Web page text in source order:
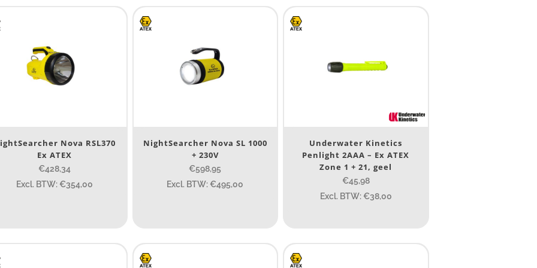
batterij
Type batterij
Nova RSL370
Ex ATEX
€428,34
Excl. BTW: €354,00
NightSearcher Nova SL 1000
+ 230V
€598,95
Excl. BTW: €495,00
Underwater Kinetics
Penlight 2AAA – Ex ATEX
Zone 1 + 21, geel
€45,98
Excl. BTW: €38,00